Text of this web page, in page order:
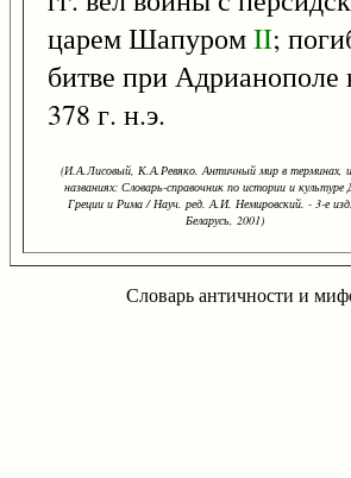
царем ШапуромII;
битве при Адрианополе
378 г. н.э.
(И.А.Лисовый, К.А.Ревяко. Античный мир в терминах,
названиях: Словарь-справочник по истории и культуре
Греции и Рима / Науч. ред. А.И. Немировский. - 3-е
Беларусь, 2001)
Словарь античности и